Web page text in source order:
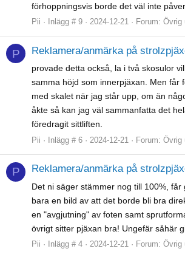
förhoppningsvis borde det väl inte
Pii Inlägg # 9 2024-12-21 Forum: Övrig
P Reklamera/anmärka på
provade detta också, la i två skosulor
samma höjd som innerpjäxan. Men får
med skalet när jag står upp, om än
åkte så kan jag väl sammanfatta det
föredragit sittliften.
Pii Inlägg # 6 2024-12-21 Forum: Övrig
P Reklamera/anmärka på
Det ni säger stämmer nog till 100%, får
bara en bild av att det borde bli bra
en "avgjutning" av foten samt
övrigt sitter pjäxan bra! Ungefär såhär
Pii Inlägg # 4 2024-12-21 Forum: Övrig